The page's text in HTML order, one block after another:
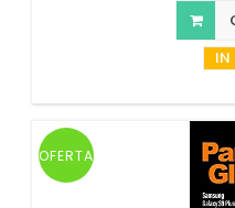
IN
OFERTA